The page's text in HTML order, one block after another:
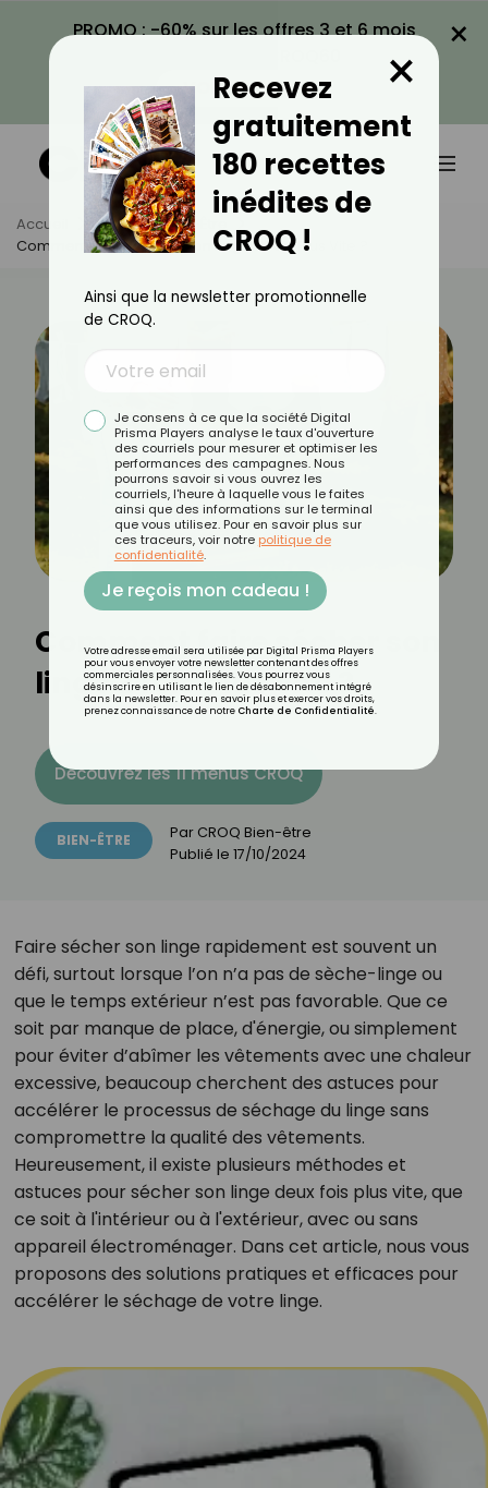
PROMO : -60% sur les offres 3 et 6 mois
VOIR LA PROMO
×
Accueil Actus
Bien-Être
Comment Faire Sécher Son Linge 2 Fois Plus Vite ?
Comment faire sécher son
linge 2 fois plus vite ?
Découvrez les 11 menus CROQ
BIEN-ÊTRE Par CROQ Bien-être
Publié le 17/10/2024
Faire sécher son linge rapidement est souvent un
défi, surtout lorsque l’on n’a pas de sèche-linge ou
que le temps extérieur n’est pas favorable. Que ce
soit par manque de place, d'énergie, ou simplement
pour éviter d’abîmer les vêtements avec une chaleur
excessive, beaucoup cherchent des astuces pour
accélérer le processus de séchage du linge sans
compromettre la qualité des vêtements.
Heureusement, il existe plusieurs méthodes et
astuces pour sécher son linge deux fois plus vite, que
ce soit à l'intérieur ou à l'extérieur, avec ou sans
appareil électroménager. Dans cet article, nous vous
proposons des solutions pratiques et efficaces pour
accélérer le séchage de votre linge.
Recevez
gratuitement
180 recettes
inédites de
CROQ !
×
Ainsi que la newsletter promotionnelle
de CROQ.
Je consens à ce que la société Digital
Prisma Players analyse le taux d'ouverture
des courriels pour mesurer et optimiser les
performances des campagnes. Nous
pourrons savoir si vous ouvrez les
courriels, l'heure à laquelle vous le faites
ainsi que des informations sur le terminal
que vous utilisez. Pour en savoir plus sur
ces traceurs, voir notre politique de
confidentialité.
Je reçois mon cadeau !
Votre adresse email sera utilisée par Digital Prisma Players
pour vous envoyer votre newsletter contenant des offres
commerciales personnalisées. Vous pourrez vous
désinscrire en utilisant le lien de désabonnement intégré
dans la newsletter. Pour en savoir plus et exercer vos droits,
prenez connaissance de notre Charte de Confidentialité.